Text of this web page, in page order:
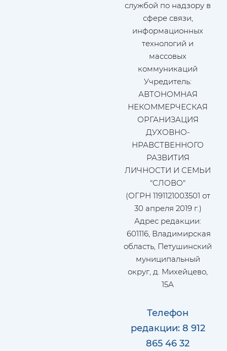
службой по надзору в
сфере связи,
информационных
технологий и
массовых
коммуникаций
Учредитель:
АВТОНОМНАЯ
НЕКОММЕРЧЕСКАЯ
ОРГАНИЗАЦИЯ
ДУХОВНО-
НРАВСТВЕННОГО
РАЗВИТИЯ
ЛИЧНОСТИ И СЕМЬИ
"СЛОВО"
(ОГРН 1191121003501 от
30 апреля 2019 г.)
Адрес редакции:
601116, Владимирская
область, Петушинский
муниципальный
округ, д. Михейцево,
15А
Телефон
редакции: 8 912
865 46 32